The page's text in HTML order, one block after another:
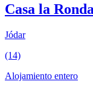
Casa la Ronda
Jódar
(14)
Alojamiento entero